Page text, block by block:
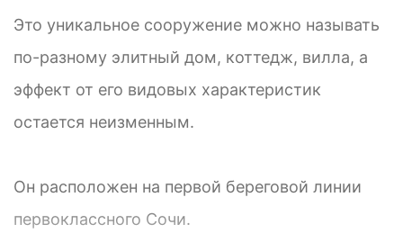
Это уникальное сооружение можно называть
по-разному элитный дом, коттедж, вилла, а
эффект от его видовых характеристик
остается неизменным.
Он расположен на первой береговой линии
первоклассного Сочи.